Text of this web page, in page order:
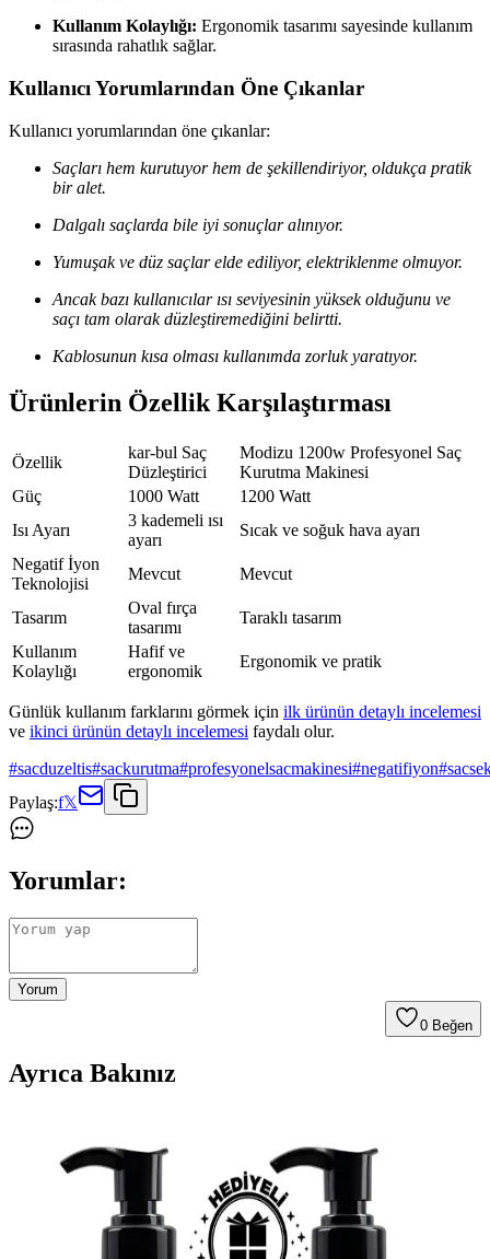
Kullanım Kolaylığı: Ergonomik tasarımı sayesinde kullanım
sırasında rahatlık sağlar.
Kullanıcı Yorumlarından Öne Çıkanlar
Kullanıcı yorumlarından öne çıkanlar:
Saçları hem kurutuyor hem de şekillendiriyor, oldukça pratik
bir alet.
Dalgalı saçlarda bile iyi sonuçlar alınıyor.
Yumuşak ve düz saçlar elde ediliyor, elektriklenme olmuyor.
Ancak bazı kullanıcılar ısı seviyesinin yüksek olduğunu ve
saçı tam olarak düzleştiremediğini belirtti.
Kablosunun kısa olması kullanımda zorluk yaratıyor.
Ürünlerin Özellik Karşılaştırması
Özellik
kar-bul Saç
Düzleştirici
Modizu 1200w Profesyonel Saç
Kurutma Makinesi
Güç
1000 Watt
1200 Watt
Isı Ayarı
3 kademeli ısı
ayarı
Sıcak ve soğuk hava ayarı
Negatif İyon
Teknolojisi
Mevcut Mevcut
Tasarım
Oval fırça
tasarımı
Taraklı tasarım
Kullanım
Kolaylığı
Hafif ve
ergonomik
Ergonomik ve pratik
Günlük kullanım farklarını görmek için ilk ürünün detaylı incelemesi
ve ikinci ürünün detaylı incelemesi faydalı olur.
#sacduzeltis#sackurutma#profesyonelsacmakinesi#negatifiyon#
Paylaş:f𝕏
Yorumlar:
Yorum
0 Beğen
Ayrıca Bakınız
Saç Düzleştirici Fırça ve Tarak Karşılaştırması:
Hangi Ürün Sizin İçin Uygun
Fakir Illusion Effect ve Grundig HB 5850 saç düzleştirici ürünlerini
teknik özellikleri ve kullanıcı yorumlarıyla karşılaştırıyoruz, saç
tipinize uygun en iyi seçeneği belirlemenize yardımcı oluyoruz.